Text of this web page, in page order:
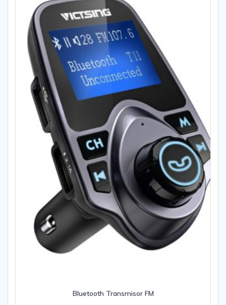
Bluetooth Transmisor FM